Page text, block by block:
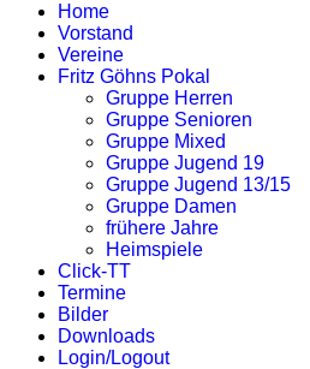
Home
Vorstand
Vereine
Fritz Göhns Pokal
Gruppe Herren
Gruppe Senioren
Gruppe Mixed
Gruppe Jugend 19
Gruppe Jugend 13/15
Gruppe Damen
frühere Jahre
Heimspiele
Click-TT
Termine
Bilder
Downloads
Login/Logout